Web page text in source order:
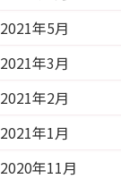
2021年5月
2021年3月
2021年2月
2021年1月
2020年11月